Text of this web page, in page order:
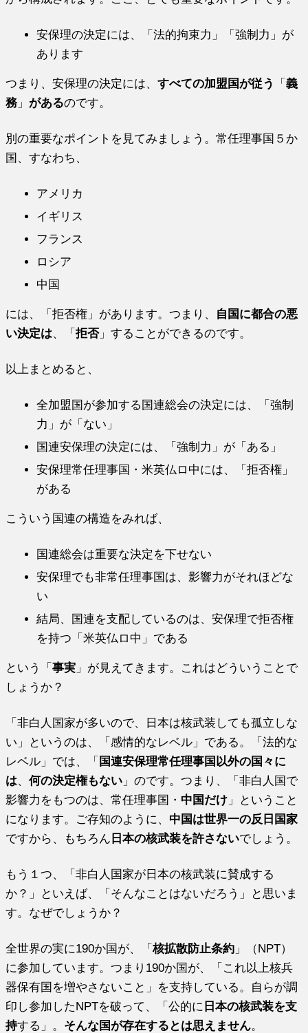
安保理の決定には、「法的拘束力」「強制力」が
あります
つまり、安保理の決定には、すべての加盟国が従う 「義
務 」があるのです。
別の重要なポイントを見てみましょう。常任理事国５か
国、すなわち、
アメリカ
イギリス
フランス
ロシア
中国
には、「拒否権」があります。つまり、 自国に都合の悪
い決定は、「拒否」することができるのです。
以上まとめると、
全加盟国が参加する国連総会の決定には、「強制
力」が「ない」
国連安保理の決定には、「強制力」が「ある」
安保理常任理事国・米英仏ロ中には、「拒否権」
がある
こういう国連の構造をみれば、
国連総会は重要な決定を下せない
安保理でも非常任理事国は、影響力がそれほどな
い
結局、国連を支配しているのは、安保理で拒否権
を持つ「米英仏ロ中」である
という「事実 」が見えてきます。これはどういうことで
しょうか？
「非白人国家が多いので、日本は核武装しても孤立しな
い」というのは、「感情的なレベル」である。「法的な
レベル」では、「 国連安保理常任理事国以外の国々に
は、何の決定権もない 」のです。つまり、「非白人国で
影響力をもつのは、常任理事国・ 中国だけ 」ということ
になります。ご存知のように、 中国は世界一の反日国家
ですから、もちろん 日本の核武装を許さないでしょう。
もう１つ、「非白人国家が日本の核武装に賛成する
か？」といえば、「そんなことはないだろう」と思いま
す。なぜでしょうか？
全世界の実に190か国が、「核拡散防止条約 」（NPT）
に参加しています。つまり190か国が、「これ以上核兵
器保有国を増やさないこと」を支持している。自らが調
印し参加したNPTを破って、「公的に 日本の核武装を支
持する」。 そんな国が存在するとは思えません。